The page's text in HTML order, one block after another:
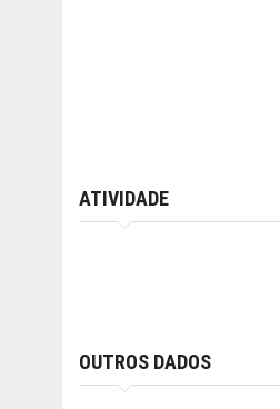
ATIVIDADE
OUTROS DADOS